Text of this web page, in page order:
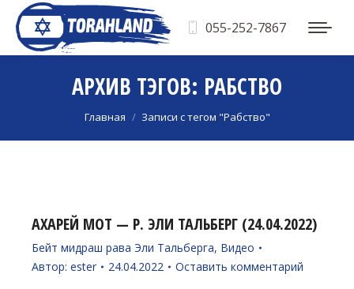
055-252-7867
АРХИВ ТЭГОВ: РАБСТВО
Вы здесь:
Главная Записи с тегом "Рабство"
АХАРЕЙ МОТ — Р. ЭЛИ ТАЛЬБЕРГ (24.04.2022)
Бейт мидраш рава Эли Тальберга, Видео
Автор: ester 24.04.2022 Оставить комментарий